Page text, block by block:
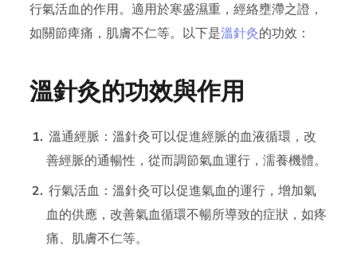
行氣活血的作用。適用於寒盛濕重，經絡壅滯之證，
如關節痺痛，肌膚不仁等。以下是溫針灸的功效：
溫針灸的功效與作用
溫通經脈：溫針灸可以促進經脈的血液循環，改
善經脈的通暢性，從而調節氣血運行，濡養機體。
行氣活血：溫針灸可以促進氣血的運行，增加氣
血的供應，改善氣血循環不暢所導致的症狀，如疼
痛、肌膚不仁等。